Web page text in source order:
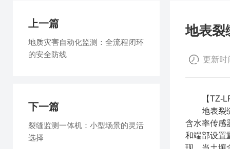
地表裂
更新时
【TZ-LF2
地表裂缝
含水率传感
和端部设置
上一篇
地质灾害自动化监测：全流程闭环
的安全防线
下一篇
裂缝监测一体机：小型场景的灵活
选择